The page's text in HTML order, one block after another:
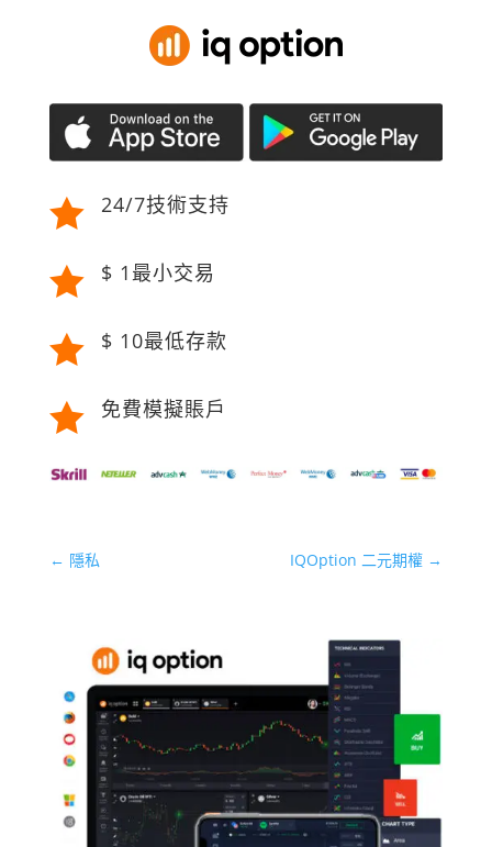
 24/7技術支持
 $ 1最小交易
 $ 10最低存款
 免費模擬賬戶
← 隱私 IQOption 二元期權 →